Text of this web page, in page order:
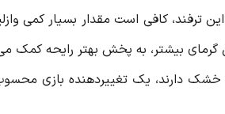
ترفند، کافی است مقدار بسیار
گرمای بیشتر، به پخش بهتر رایحه
دارند، یک تغییردهنده بازی